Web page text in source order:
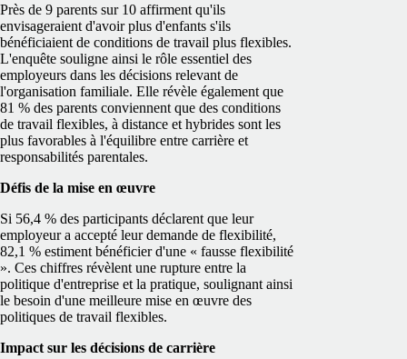
Près de 9 parents sur 10 affirment qu'ils
envisageraient d'avoir plus d'enfants s'ils
bénéficiaient de conditions de travail plus flexibles.
L'enquête souligne ainsi le rôle essentiel des
employeurs dans les décisions relevant de
l'organisation familiale. Elle révèle également que
81 % des parents conviennent que des conditions
de travail flexibles, à distance et hybrides sont les
plus favorables à l'équilibre entre carrière et
responsabilités parentales.
Défis de la mise en œuvre
Si 56,4 % des participants déclarent que leur
employeur a accepté leur demande de flexibilité,
82,1 % estiment bénéficier d'une « fausse flexibilité
». Ces chiffres révèlent une rupture entre la
politique d'entreprise et la pratique, soulignant ainsi
le besoin d'une meilleure mise en œuvre des
politiques de travail flexibles.
Impact sur les décisions de carrière